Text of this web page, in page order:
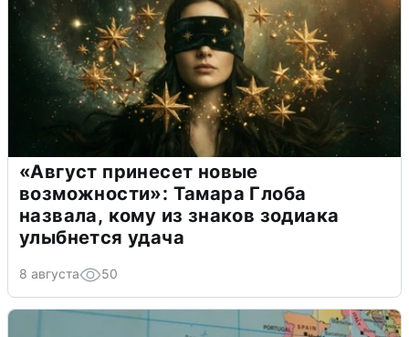
«Август принесет новые
возможности»: Тамара Глоба
назвала, кому из знаков зодиака
улыбнется удача
8 августа 50